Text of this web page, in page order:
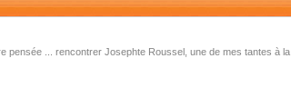
pensée ... rencontrer Josephte Roussel, une de mes tantes à la